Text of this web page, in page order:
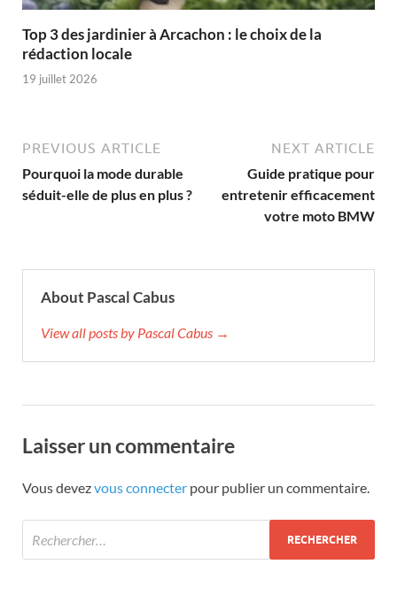
Top 3 des jardinier à Arcachon : le choix de la
rédaction locale
19 juillet 2026
PREVIOUS ARTICLE
Pourquoi la mode durable
séduit-elle de plus en plus ?
NEXT ARTICLE
Guide pratique pour
entretenir efficacement
votre moto BMW
About Pascal Cabus
View all posts by Pascal Cabus →
Laisser un commentaire
Vous devezvous connecter pour publier un commentaire.